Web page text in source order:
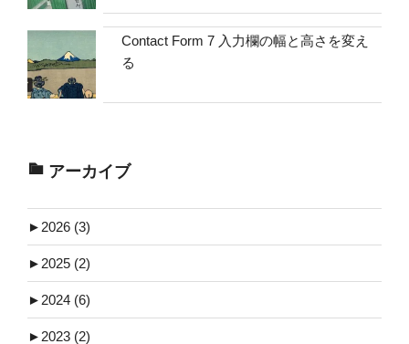
Contact Form 7 入力欄の幅と高さを変え
る
アーカイブ
► 2026 (3)
► 2025 (2)
► 2024 (6)
► 2023 (2)